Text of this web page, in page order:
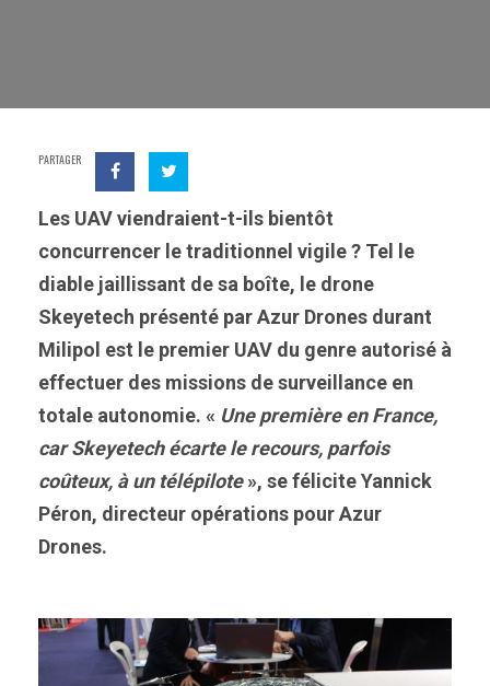
PARTAGER
Les UAV viendraient-t-ils bientôt
concurrencer le traditionnel vigile ? Tel le
diable jaillissant de sa boîte, le drone
Skeyetech présenté par Azur Drones durant
Milipol est le premier UAV du genre autorisé à
effectuer des missions de surveillance en
totale autonomie. « Une première en France,
car Skeyetech écarte le recours, parfois
coûteux, à un télépilote», se félicite Yannick
Péron, directeur opérations pour Azur
Drones.